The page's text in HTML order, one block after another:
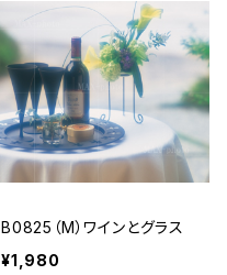
B0825（M）ワインとグラス
¥1,980